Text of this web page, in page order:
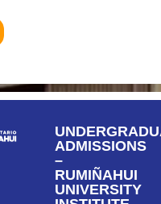
ADMISSIONS
–
RUMIÑAHUI
UNIVERSITY